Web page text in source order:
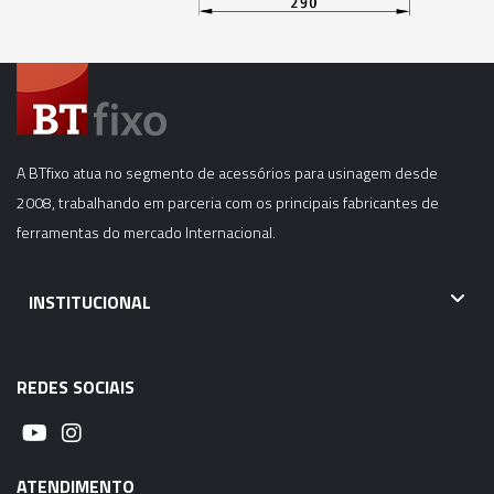
06287 - CONE MODULAR CBH - BT50-CBH4-
06288 - CONE MODULAR CBH - BT50-CBH5-
105MM
06289 - CONE MODULAR CBH - BT50-CBH5-
150MM
06292 - CONE MODULAR CBH - BT50-CBH5-
A BTfixo atua no segmento de acessórios para usinagem desde
2008, trabalhando em parceria com os principais fabricantes de
ferramentas do mercado Internacional.
INSTITUCIONAL
REDES SOCIAIS
ATENDIMENTO